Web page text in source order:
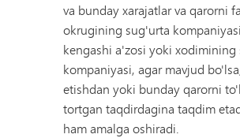
va bunday xarajatlar va qarorni
okrugining sug'urta
kengashi a'zosi yoki xodimining
kompaniyasi, agar mavjud
etishdan yoki bunday qarorni
tortgan taqdirdagina taqdim
ham amalga oshiradi.